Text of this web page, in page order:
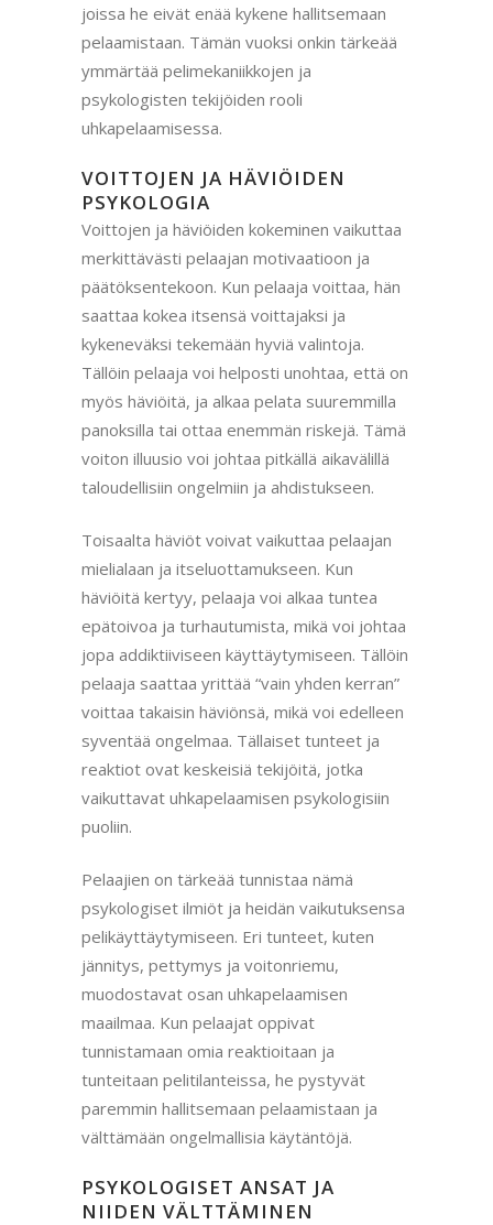
joissa he eivät enää kykene hallitsemaan
pelaamistaan. Tämän vuoksi onkin tärkeää
ymmärtää pelimekaniikkojen ja
psykologisten tekijöiden rooli
uhkapelaamisessa.
VOITTOJEN JA HÄVIÖIDEN
PSYKOLOGIA
Voittojen ja häviöiden kokeminen vaikuttaa
merkittävästi pelaajan motivaatioon ja
päätöksentekoon. Kun pelaaja voittaa, hän
saattaa kokea itsensä voittajaksi ja
kykeneväksi tekemään hyviä valintoja.
Tällöin pelaaja voi helposti unohtaa, että on
myös häviöitä, ja alkaa pelata suuremmilla
panoksilla tai ottaa enemmän riskejä. Tämä
voiton illuusio voi johtaa pitkällä aikavälillä
taloudellisiin ongelmiin ja ahdistukseen.
Toisaalta häviöt voivat vaikuttaa pelaajan
mielialaan ja itseluottamukseen. Kun
häviöitä kertyy, pelaaja voi alkaa tuntea
epätoivoa ja turhautumista, mikä voi johtaa
jopa addiktiiviseen käyttäytymiseen. Tällöin
pelaaja saattaa yrittää “vain yhden kerran”
voittaa takaisin häviönsä, mikä voi edelleen
syventää ongelmaa. Tällaiset tunteet ja
reaktiot ovat keskeisiä tekijöitä, jotka
vaikuttavat uhkapelaamisen psykologisiin
puoliin.
Pelaajien on tärkeää tunnistaa nämä
psykologiset ilmiöt ja heidän vaikutuksensa
pelikäyttäytymiseen. Eri tunteet, kuten
jännitys, pettymys ja voitonriemu,
muodostavat osan uhkapelaamisen
maailmaa. Kun pelaajat oppivat
tunnistamaan omia reaktioitaan ja
tunteitaan pelitilanteissa, he pystyvät
paremmin hallitsemaan pelaamistaan ja
välttämään ongelmallisia käytäntöjä.
PSYKOLOGISET ANSAT JA
NIIDEN VÄLTTÄMINEN